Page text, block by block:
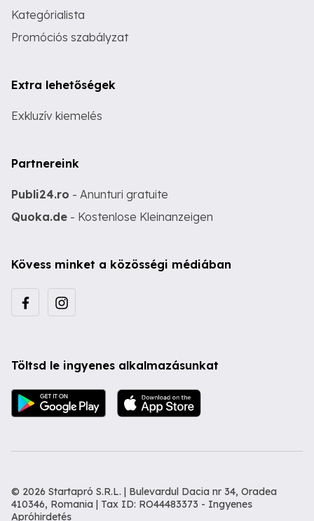
Kategórialista
Promóciós szabályzat
Extra lehetőségek
Exkluzív kiemelés
Partnereink
Publi24.ro - Anunturi gratuite
Quoka.de - Kostenlose Kleinanzeigen
Kövess minket a közösségi médiában
Töltsd le ingyenes alkalmazásunkat
© 2026 Startapró S.R.L. | Bulevardul Dacia nr 34, Oradea
410346, Romania | Tax ID: RO44483373 - Ingyenes
Apróhirdetés